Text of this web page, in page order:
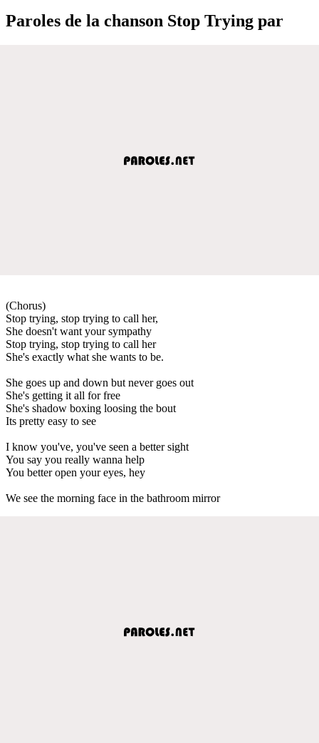
Paroles de la chanson Stop Trying par
(Chorus)
Stop trying, stop trying to call her,
She doesn't want your sympathy
Stop trying, stop trying to call her
She's exactly what she wants to be.
She goes up and down but never goes out
She's getting it all for free
She's shadow boxing loosing the bout
Its pretty easy to see
I know you've, you've seen a better sight
You say you really wanna help
You better open your eyes, hey
We see the morning face in the bathroom mirror